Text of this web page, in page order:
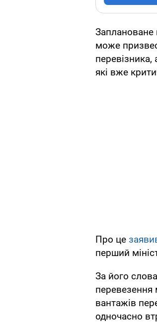
Заплановане
може
які вже
Про це
перший
За його
вантажів
одночасно